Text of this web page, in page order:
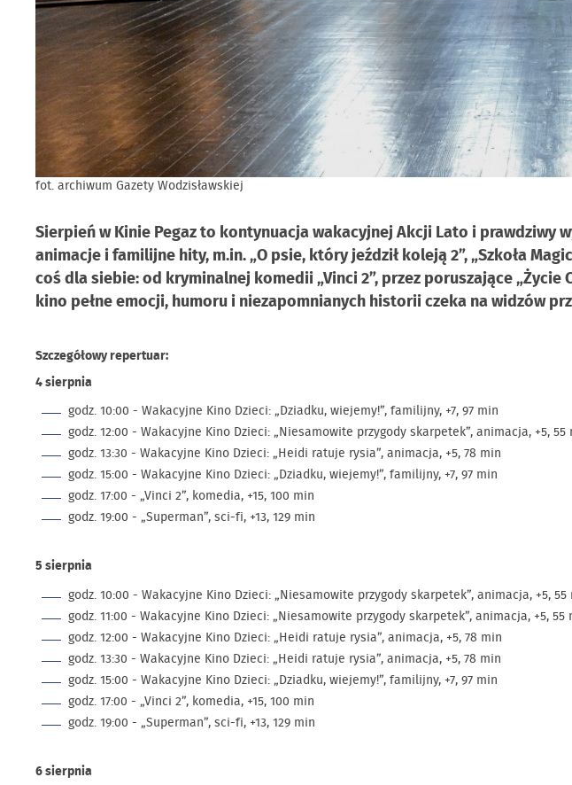
fot. archiwum Gazety Wodzisławskiej
Sierpień w Kinie Pegaz to kontynuacja wakacyjnej Akcji Lato i prawdziwy
animacje i familijne hity, m.in. „O psie, który jeździł koleją 2”, „Szkoła
coś dla siebie: od kryminalnej komedii „Vinci 2”, przez poruszające „Życie
kino pełne emocji, humoru i niezapomnianych historii czeka na widzów
Szczegółowy repertuar:
4 sierpnia
godz. 10:00 - Wakacyjne Kino Dzieci: „Dziadku, wiejemy!”, familijny, +7, 97 min
godz. 12:00 - Wakacyjne Kino Dzieci: „Niesamowite przygody skarpetek”, animacja, +5, 55
godz. 13:30 - Wakacyjne Kino Dzieci: „Heidi ratuje rysia”, animacja, +5, 78 min
godz. 15:00 - Wakacyjne Kino Dzieci: „Dziadku, wiejemy!”, familijny, +7, 97 min
godz. 17:00 - „Vinci 2”, komedia, +15, 100 min
godz. 19:00 - „Superman”, sci-fi, +13, 129 min
5 sierpnia
godz. 10:00 - Wakacyjne Kino Dzieci: „Niesamowite przygody skarpetek”, animacja, +5, 55
godz. 11:00 - Wakacyjne Kino Dzieci: „Niesamowite przygody skarpetek”, animacja, +5, 55
godz. 12:00 - Wakacyjne Kino Dzieci: „Heidi ratuje rysia”, animacja, +5, 78 min
godz. 13:30 - Wakacyjne Kino Dzieci: „Heidi ratuje rysia”, animacja, +5, 78 min
godz. 15:00 - Wakacyjne Kino Dzieci: „Dziadku, wiejemy!”, familijny, +7, 97 min
godz. 17:00 - „Vinci 2”, komedia, +15, 100 min
godz. 19:00 - „Superman”, sci-fi, +13, 129 min
6 sierpnia